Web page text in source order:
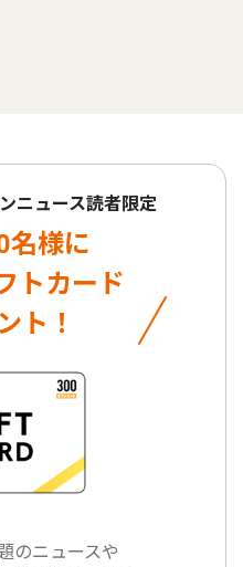
ニュース読者限定
名様に
トカード
ト！
のニュースや